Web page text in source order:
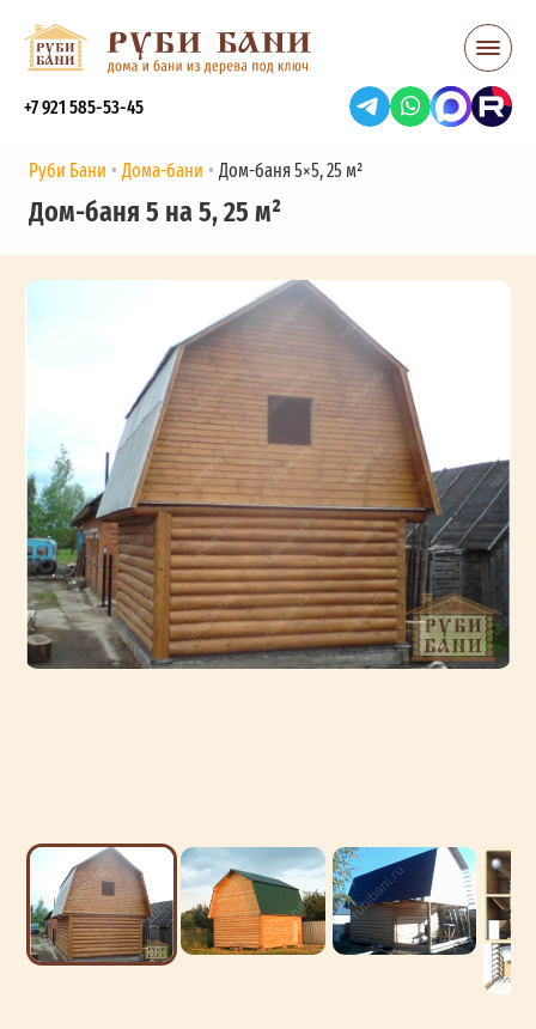
+7 921 585-53-45
Руби Бани Дома-бани Дом-баня 5×5, 25 м²
Дом-баня 5 на 5, 25 м²